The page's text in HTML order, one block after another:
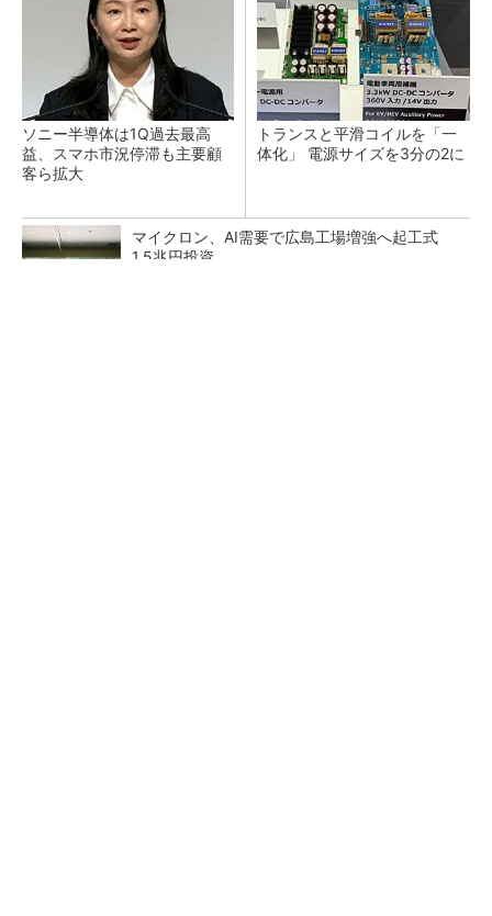
ソニー半導体は1Q過去最高
益、スマホ市況停滞も主要顧
客ら拡大
トランスと平滑コイルを「一
体化」 電源サイズを3分の2に
マイクロン、AI需要で広島工場増強へ起工式
1.5兆円投資